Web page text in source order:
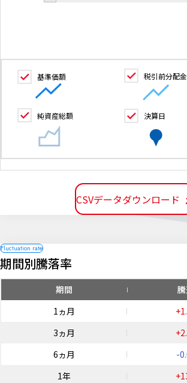
基準価額 税引前分配
純資産総額 決算日
CSVデータダウンロード
期間別騰落率
期間
1ヵ月
3ヵ月
6ヵ月
-
1年